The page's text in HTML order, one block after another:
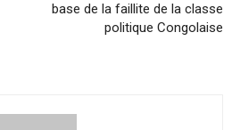
base de la faillite de la classe
politique Congolaise